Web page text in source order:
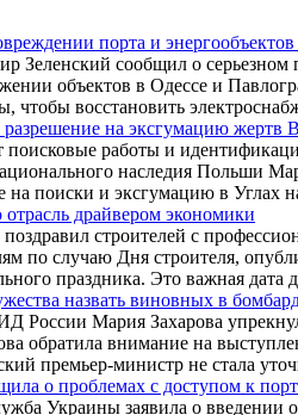
порта и
Зеленский сообщил о
объектов в Одессе и
чтобы восстановить
на эксгумацию жертв
работы и
наследия Польши
на поиски и эксгумацию в
драйвером экономики
строителей с
по случаю Дня строителя,
праздника. Это важная
назвать виновных в
Мария Захарова
обратила внимание на
премьер-министр не стала
о проблемах с доступом к
Украины заявила о